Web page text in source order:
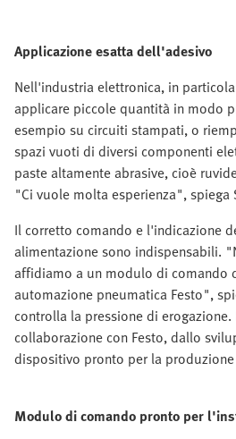
Applicazione esatta dell'adesivo
Nell'industria elettronica, in
applicare piccole quantità in modo
esempio su circuiti stampati, o
spazi vuoti di diversi componenti
paste altamente abrasive, cioè
"Ci vuole molta esperienza", spiega
Il corretto comando e l'indicazione
alimentazione sono indispensabili.
affidiamo a un modulo di comando
automazione pneumatica Festo",
controlla la pressione di
collaborazione con Festo, dallo
dispositivo pronto per la
Modulo di comando pronto per